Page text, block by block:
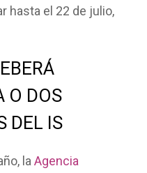
hasta el 22 de julio,
O DOS
DEL IS
la Agencia